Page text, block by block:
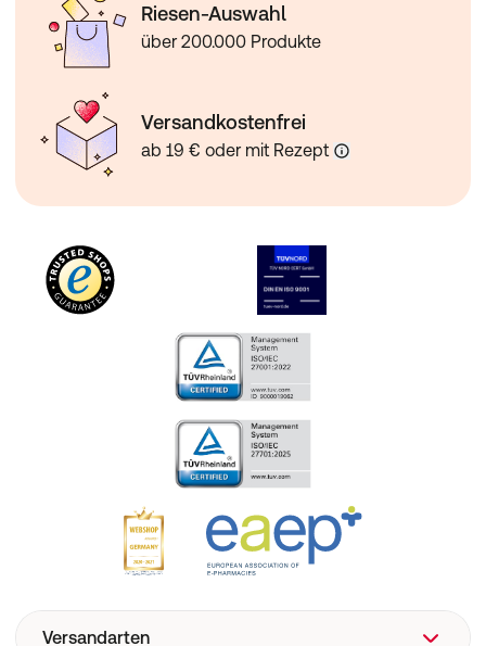
Riesen-Auswahl
über 200.000 Produkte
Versandkostenfrei
ab 19 € oder mit Rezept
Versandarten